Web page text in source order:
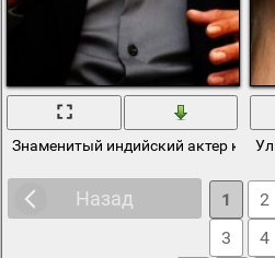
Знаменитый индийский актер кино
Назад 1
2
3
4